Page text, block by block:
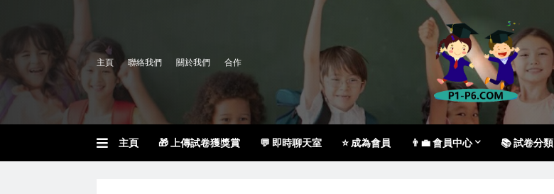
主頁 聯絡我們 關於我們 合作
主頁 🎁 上傳試卷獲獎賞 💬 即時聊天室 ⭐ 成為會員 👨‍💼 會員中心 📚 試卷分類